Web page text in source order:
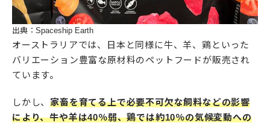
出典：Spaceship Earth
オーストラリアでは、日本と同様に牛、羊、鶏といった
バリエーション豊富な原材料のペットフードが販売され
ています。
しかし、家畜を育てる上で必要不可欠な飼料などの影響
により、牛や羊は40％弱、鶏では約10％の気候変動への